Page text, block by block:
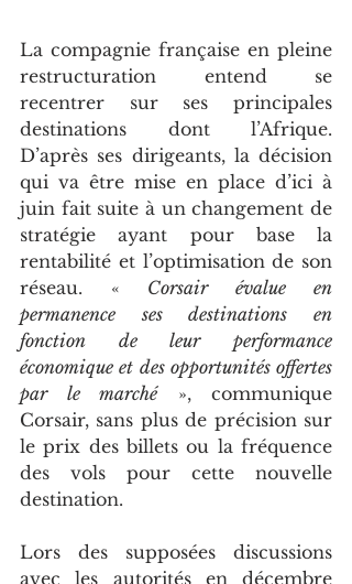
La compagnie française en pleine
restructuration entend se
recentrer sur ses principales
destinations dont l’Afrique.
D’après ses dirigeants, la décision
qui va être mise en place d’ici à
juin fait suite à un changement de
stratégie ayant pour base la
rentabilité et l’optimisation de son
réseau. « Corsair évalue en
permanence ses destinations en
fonction de leur performance
économique et des opportunités offertes
par le marché », communique
Corsair, sans plus de précision sur
le prix des billets ou la fréquence
des vols pour cette nouvelle
destination.
Lors des supposées discussions
avec les autorités en décembre